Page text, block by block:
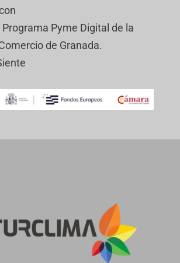
Pyme Digital de la
de Granada.